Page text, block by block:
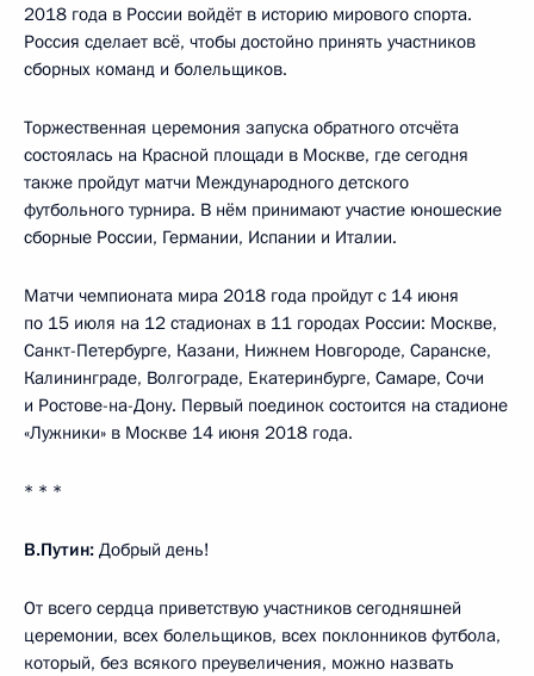
2018 года в России войдёт в историю мирового спорта.
Россия сделает всё, чтобы достойно принять участников
сборных команд и болельщиков.
Торжественная церемония запуска обратного отсчёта
состоялась на Красной площади в Москве, где сегодня
также пройдут матчи Международного детского
футбольного турнира. В нём принимают участие юношеские
сборные России, Германии, Испании и Италии.
Матчи чемпионата мира 2018 года пройдут с 14 июня
по 15 июля на 12 стадионах в 11 городах России: Москве,
Санкт-Петербурге, Казани, Нижнем Новгороде, Саранске,
Калининграде, Волгограде, Екатеринбурге, Самаре, Сочи
и Ростове-на-Дону. Первый поединок состоится на стадионе
«Лужники» в Москве 14 июня 2018 года.
* * *
В.Путин: Добрый день!
От всего сердца приветствую участников сегодняшней
церемонии, всех болельщиков, всех поклонников футбола,
который, без всякого преувеличения, можно назвать